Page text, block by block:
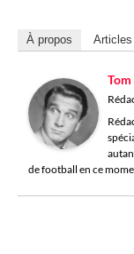
À propos
de football en ce